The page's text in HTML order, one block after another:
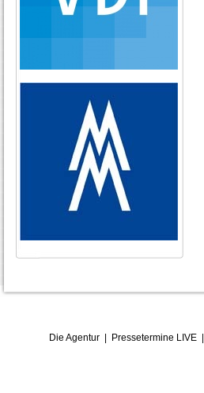
Die Agentur| Pressetermine LIVE|